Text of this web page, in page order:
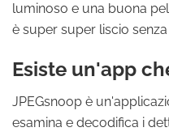
luminoso e una buona
è super super liscio
Esiste un'app
JPEGsnoop è
esamina e decodifica i